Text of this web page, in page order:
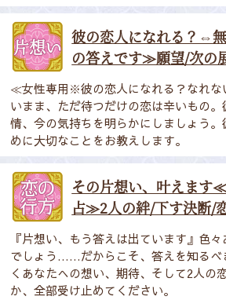
彼の恋人になれる？⇔
の答えです≫願望/次の
≪女性専用※彼の恋人になれる？なれ
いまま、ただ待つだけの恋は辛いもの
情、今の気持ちを明らかにしましょう
めに大切なことをお教えします。
その片想い、叶えます
占≫2人の絆/下す決断/
『片想い、もう答えは出ています』色
でしょう……だからこそ、答えを知るべ
くあなたへの想い、期待、そして2人の
か、全部受け止めてください。